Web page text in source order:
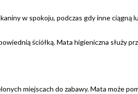
w spokoju, podczas gdy inne ciągną
ściółką. Mata higieniczna służy
miejscach do zabawy. Mata może